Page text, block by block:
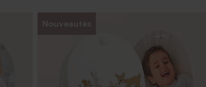
Savon baptême marbré bleu et blanc -
Parfum Fleur de sel
Nouveautés